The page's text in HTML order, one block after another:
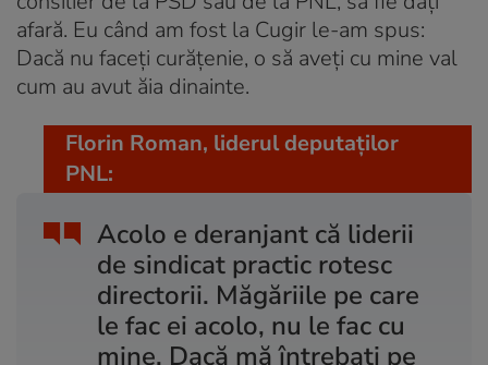
afară. Eu când am fost la Cugir le-am spus:
Dacă nu faceți curățenie, o să aveți cu mine val
cum au avut ăia dinainte.
Acolo e deranjant că liderii
de sindicat practic rotesc
directorii. Măgăriile pe care
le fac ei acolo, nu le fac cu
mine. Dacă mă întrebați pe
Florin Roman, liderul deputaților
PNL: